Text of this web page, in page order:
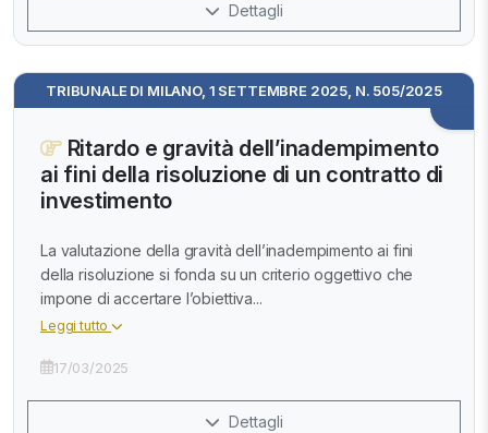
Dettagli
TRIBUNALE DI MILANO, 1 SETTEMBRE 2025, N. 505/2025
Ritardo e gravità dell’inadempimento
ai fini della risoluzione di un contratto di
investimento
La valutazione della gravità dell’inadempimento ai fini
della risoluzione si fonda su un criterio oggettivo che
impone di accertare l’obiettiva...
Leggi tutto
17/03/2025
Dettagli